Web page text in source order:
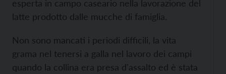
esperta in campo caseario nella lavorazione del
latte prodotto dalle mucche di famiglia.
Non sono mancati i periodi difficili, la vita
grama nel tenersi a galla nel lavoro dei campi
quando la collina era presa d'assalto ed è stata